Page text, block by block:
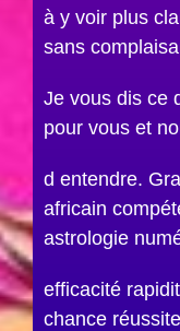
à y voir plus
sans
Je vous dis ce
pour vous et
d entendre.
africain
astrologie
efficacité
chance